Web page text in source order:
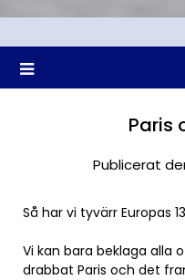
Paris
Publicerat
Så har vi tyvärr Europas
Vi kan bara beklaga alla
drabbat Paris och det